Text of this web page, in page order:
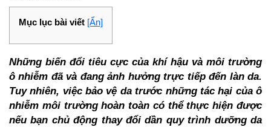
Mục lục bài viết [Ẩn]
Những biến đổi tiêu cực của khí hậu và môi trường
ô nhiễm đã và đang ảnh hưởng trực tiếp đến làn da.
Tuy nhiên, việc bảo vệ da trước những tác hại của ô
nhiễm môi trường hoàn toàn có thể thực hiện được
nếu bạn chủ động thay đổi dần quy trình dưỡng da